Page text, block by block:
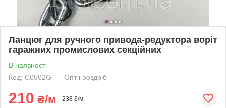
Ланцюг для ручного привода-редуктора воріт
гаражних промислових секційних
В наявності
Код: C0502G
Опт і роздріб
210 ₴/м 238 ₴/м